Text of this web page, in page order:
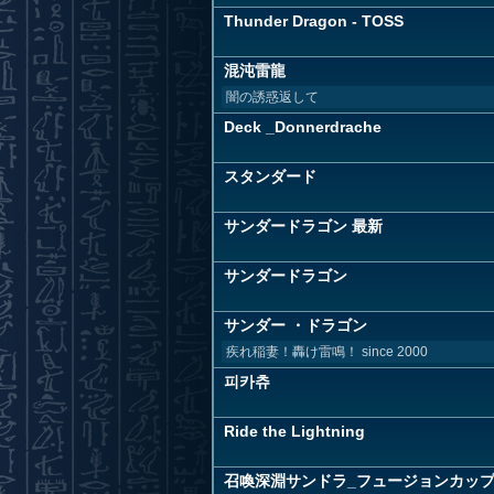
Thunder Dragon - TOSS
混沌雷龍
闇の誘惑返して
Deck _Donnerdrache
スタンダード
サンダードラゴン 最新
サンダードラゴン
サンダー ・ドラゴン
疾れ稲妻！轟け雷鳴！ since 2000
피카츄
Ride the Lightning
召喚深淵サンドラ_フュージョンカップ